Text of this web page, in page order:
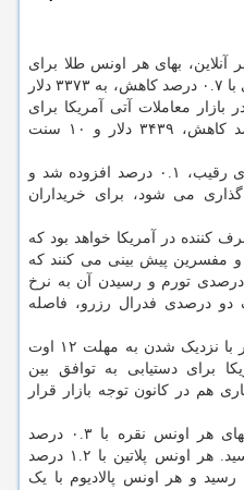
آنلاین، بهای هر اونس طلا برای
تحویل فوری در معاملات روز جاری با ۰.۷ درصد کاهش، به ۳۳۷۳ دلار
بازار معاملات آتی آمریکا برای
تحویل در دسامبر هم با ۱.۵ درصد کاهش، ۳۴۳۹ دلار و ۱۰ سنت
ارزش دلار آمریکا در مقابل ارزهای رقیب، ۰.۱ درصد افزوده شد و
می شود، برای خریداران
کننده در آمریکا خواهد بود که
مفسرین پیش بینی می کنند که
تأثیر تعرفه ها سبب افزایش ۰.۳ درصدی تورم و رسیدن آن به نرخ
درصدی فدرال رزرو، فاصله
بر اساس گزارش رویترز، همینطور با نزدیک شدن به مهلت ۱۲ اوت
برای دستیابی به توافق بین
هم در کانون توجه بازار قرار
در بازار سایر فلزات ارزشمند، بهای هر اونس نقره با ۰.۳ درصد
کاهش، به ۳۸ دلار و ۲۱ سنت رسید. هر اونس پلاتین با ۱.۲ درصد
دلار و ۸۰ سنت رسید و هر اونس پالادیوم با یک